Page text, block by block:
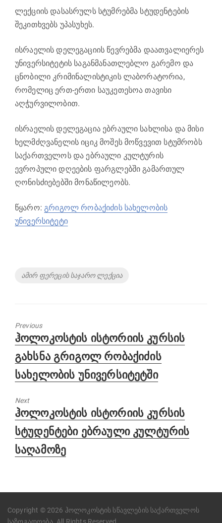
ლექციის დასასრულს სტუმრებმა სტუდენტების
შეკითხვებს უპასუხეს.
ისრაელის დელეგაციის წევრებმა დაათვალიერეს
უნივერსიტეტის საგანმანათლებლო გარემო და
ცნობილი კრიმინალისტიკის ლაბორატორია,
რომელიც ერთ-ერთი საუკეთესოა თავისი
აღჭურვილობით.
ისრაელის დელეგაცია ებრაული სახლისა და მისი
ხელმძღვანელის იციკ მოშეს მოწვევით სტუმრობს
საქართველოს და ებრაული კულტურის
ევროპული დღეების ფარგლებში გამართულ
ღონისძიებებში მონაწილეობს.
წყარო:გრიგოლ რობაქიძის სახელობის
უნივერსიტეტი
Tags
ამირ ფერეცის საჯარო ლექცია
Previous
Previous
post:
ჰოლოკოსტის ისტორიის კურსის
გახსნა გრიგოლ რობაქიძის
სახელობის უნივერსიტეტში
Next
Next
post:
ჰოლოკოსტის ისტორიის კურსის
სტუდენტები ებრაული კულტურის
საღამოზე
Copyright © 2026 ჰოლოკოსტის სწავლების საქართველოს